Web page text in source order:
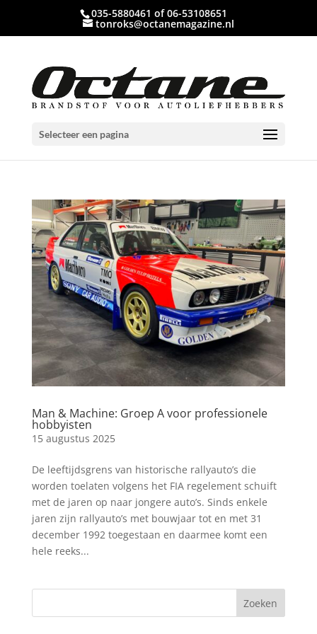
035-5880461 of 06-53108651
tonroks@octanemagazine.nl
Selecteer een pagina
Man & Machine: Groep A voor professionele
hobbyisten
15 augustus 2025
De leeftijdsgrens van historische rallyauto’s die
worden toelaten volgens het FIA regelement schuift
met de jaren op naar jongere auto’s. Sinds enkele
jaren zijn rallyauto’s met bouwjaar tot en met 31
december 1992 toegestaan en daarmee komt een
hele reeks...